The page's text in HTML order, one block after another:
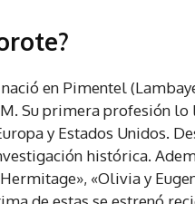
en Pimentel
Su primera profesión
y Estados Unidos.
histórica.
«Olivia y